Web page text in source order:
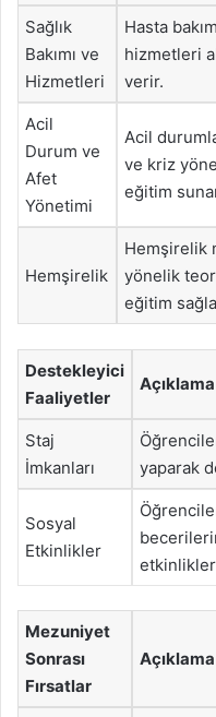
Sağlık
Bakımı ve
Hizmetleri
Hasta
hizmetleri
verir.
Acil
Durum ve
Afet
Yönetimi
Acil
ve kriz
eğitim
Hemşirelik
Hemşirelik
yönelik
eğitim
Destekleyici
Faaliyetler
Açıklama
Staj
İmkanları
yaparak
Sosyal
Etkinlikler
Mezuniyet
Sonrası
Fırsatlar
Açıklama